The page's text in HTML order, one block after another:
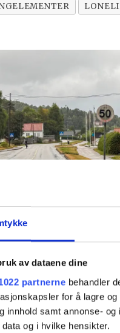
av dataene dine
partnerne behandler
for å lagre
innhold samt annonse-
og i hvilke hensikter.